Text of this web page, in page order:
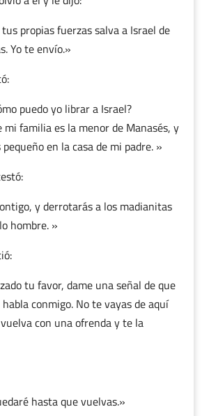
propias fuerzas salva a Israel de
Yo te envío.»
puedo yo librar a Israel?
mi familia es la menor de Manasés, y
en la casa de mi padre. »
y derrotarás a los madianitas
hombre. »
tu favor, dame una señal de que
conmigo. No te vayas de aquí
con una ofrenda y te la
hasta que vuelvas.»